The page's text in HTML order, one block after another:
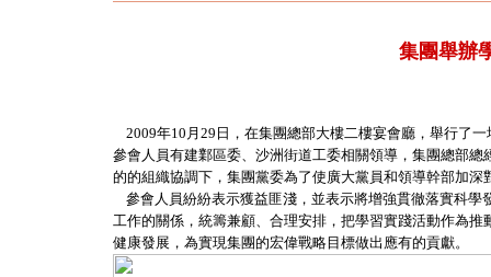
集團舉辦
2009年10月29日，在集團總部大樓二樓宴會廳，舉行了
參會人員有建鄴區委、沙洲街道工委相關領導，集團總部
的的組織協調下，集團黨委為了使廣大黨員和領導幹部加
參會人員紛紛表示獲益匪淺，並表示將增強貫徹落實科學
工作的關係，統籌兼顧、合理安排，把學習實踐活動作為
健康發展，為實現集團的宏偉戰略目標做出應有的貢獻。